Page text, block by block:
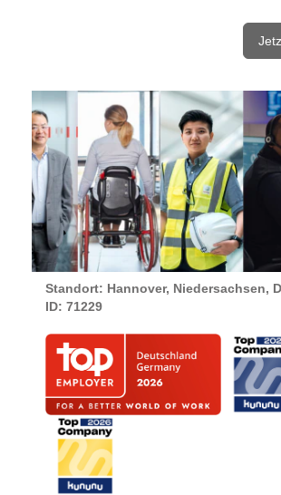
Standort: Hannover, Niedersachsen,
ID: 71229